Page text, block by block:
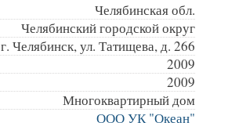
Челябинская обл.
Челябинский городской округ
г. Челябинск, ул. Татищева, д. 266
2009
2009
Многоквартирный дом
ООО УК "Океан"